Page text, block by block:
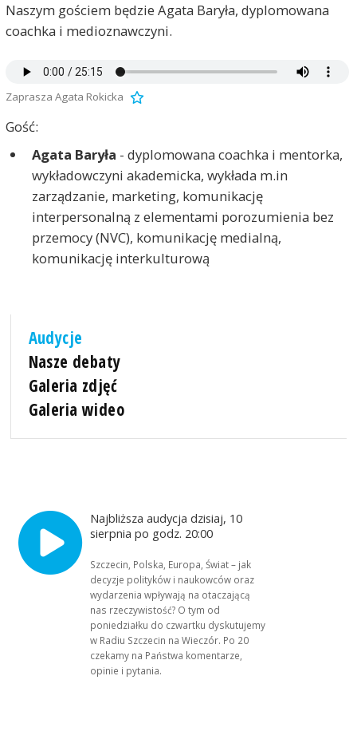
Naszym gościem będzie Agata Baryła, dyplomowana
coachka i medioznawczyni.
Zaprasza Agata Rokicka
Gość:
Agata Baryła - dyplomowana coachka i mentorka,
wykładowczyni akademicka, wykłada m.in
zarządzanie, marketing, komunikację
interpersonalną z elementami porozumienia bez
przemocy (NVC), komunikację medialną,
komunikację interkulturową
Audycje
Nasze debaty
Galeria zdjęć
Galeria wideo
Najbliższa audycja dzisiaj, 10
sierpnia po godz. 20:00
Szczecin, Polska, Europa, Świat – jak
decyzje polityków i naukowców oraz
wydarzenia wpływają na otaczającą
nas rzeczywistość? O tym od
poniedziałku do czwartku dyskutujemy
w Radiu Szczecin na Wieczór. Po 20
czekamy na Państwa komentarze,
opinie i pytania.